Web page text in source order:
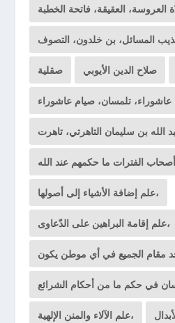
العروسة، العقيقة، فاتحة الخطبة
المسائل، بن خلدون، التصوف
صقلية صلاح الدين الأيوبي
عاشوراء، تلمسان، صيام عاشوراء
الله بن سليمان التاهرتي، تاهرت
علم إضافة الأشياء إلى أصولها،
علم إقامة البراهين على الدّعاوى،
علم الآلاء والمنن الإلهية،